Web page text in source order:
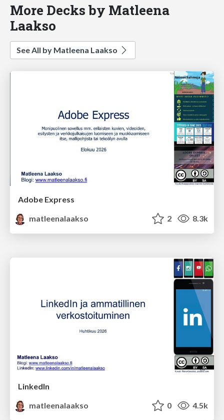
More Decks by Matleena
Laakso
See All by Matleena Laakso
Adobe Express
matleenalaakso
2 8.3k
LinkedIn
matleenalaakso
0 4.5k